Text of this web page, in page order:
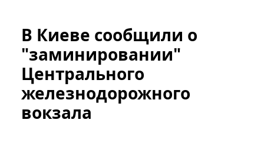
В Киеве сообщили о
"заминировании"
Центрального
железнодорожного
вокзала